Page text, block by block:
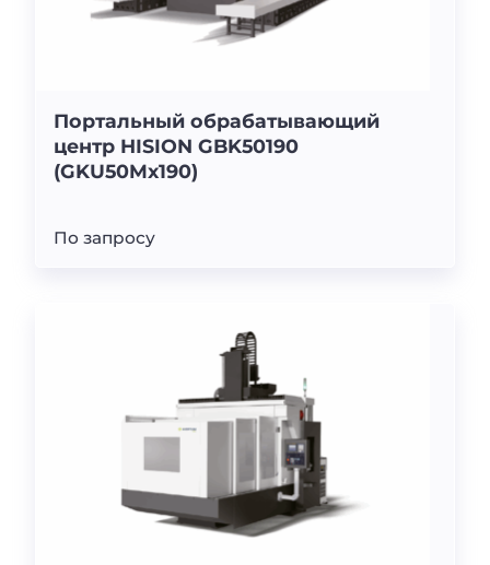
Портальный обрабатывающий
центр HISION GBK50190
(GKU50Mx190)
По запросу